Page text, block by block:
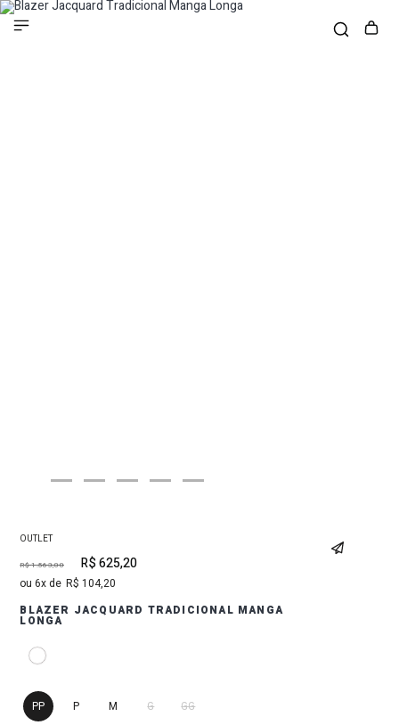
OUTLET
R$ 1.563,00 R$625,20
6 R$ 104,20
BLAZER JACQUARD TRADICIONAL MANGA
LONGA
PP P M G GG